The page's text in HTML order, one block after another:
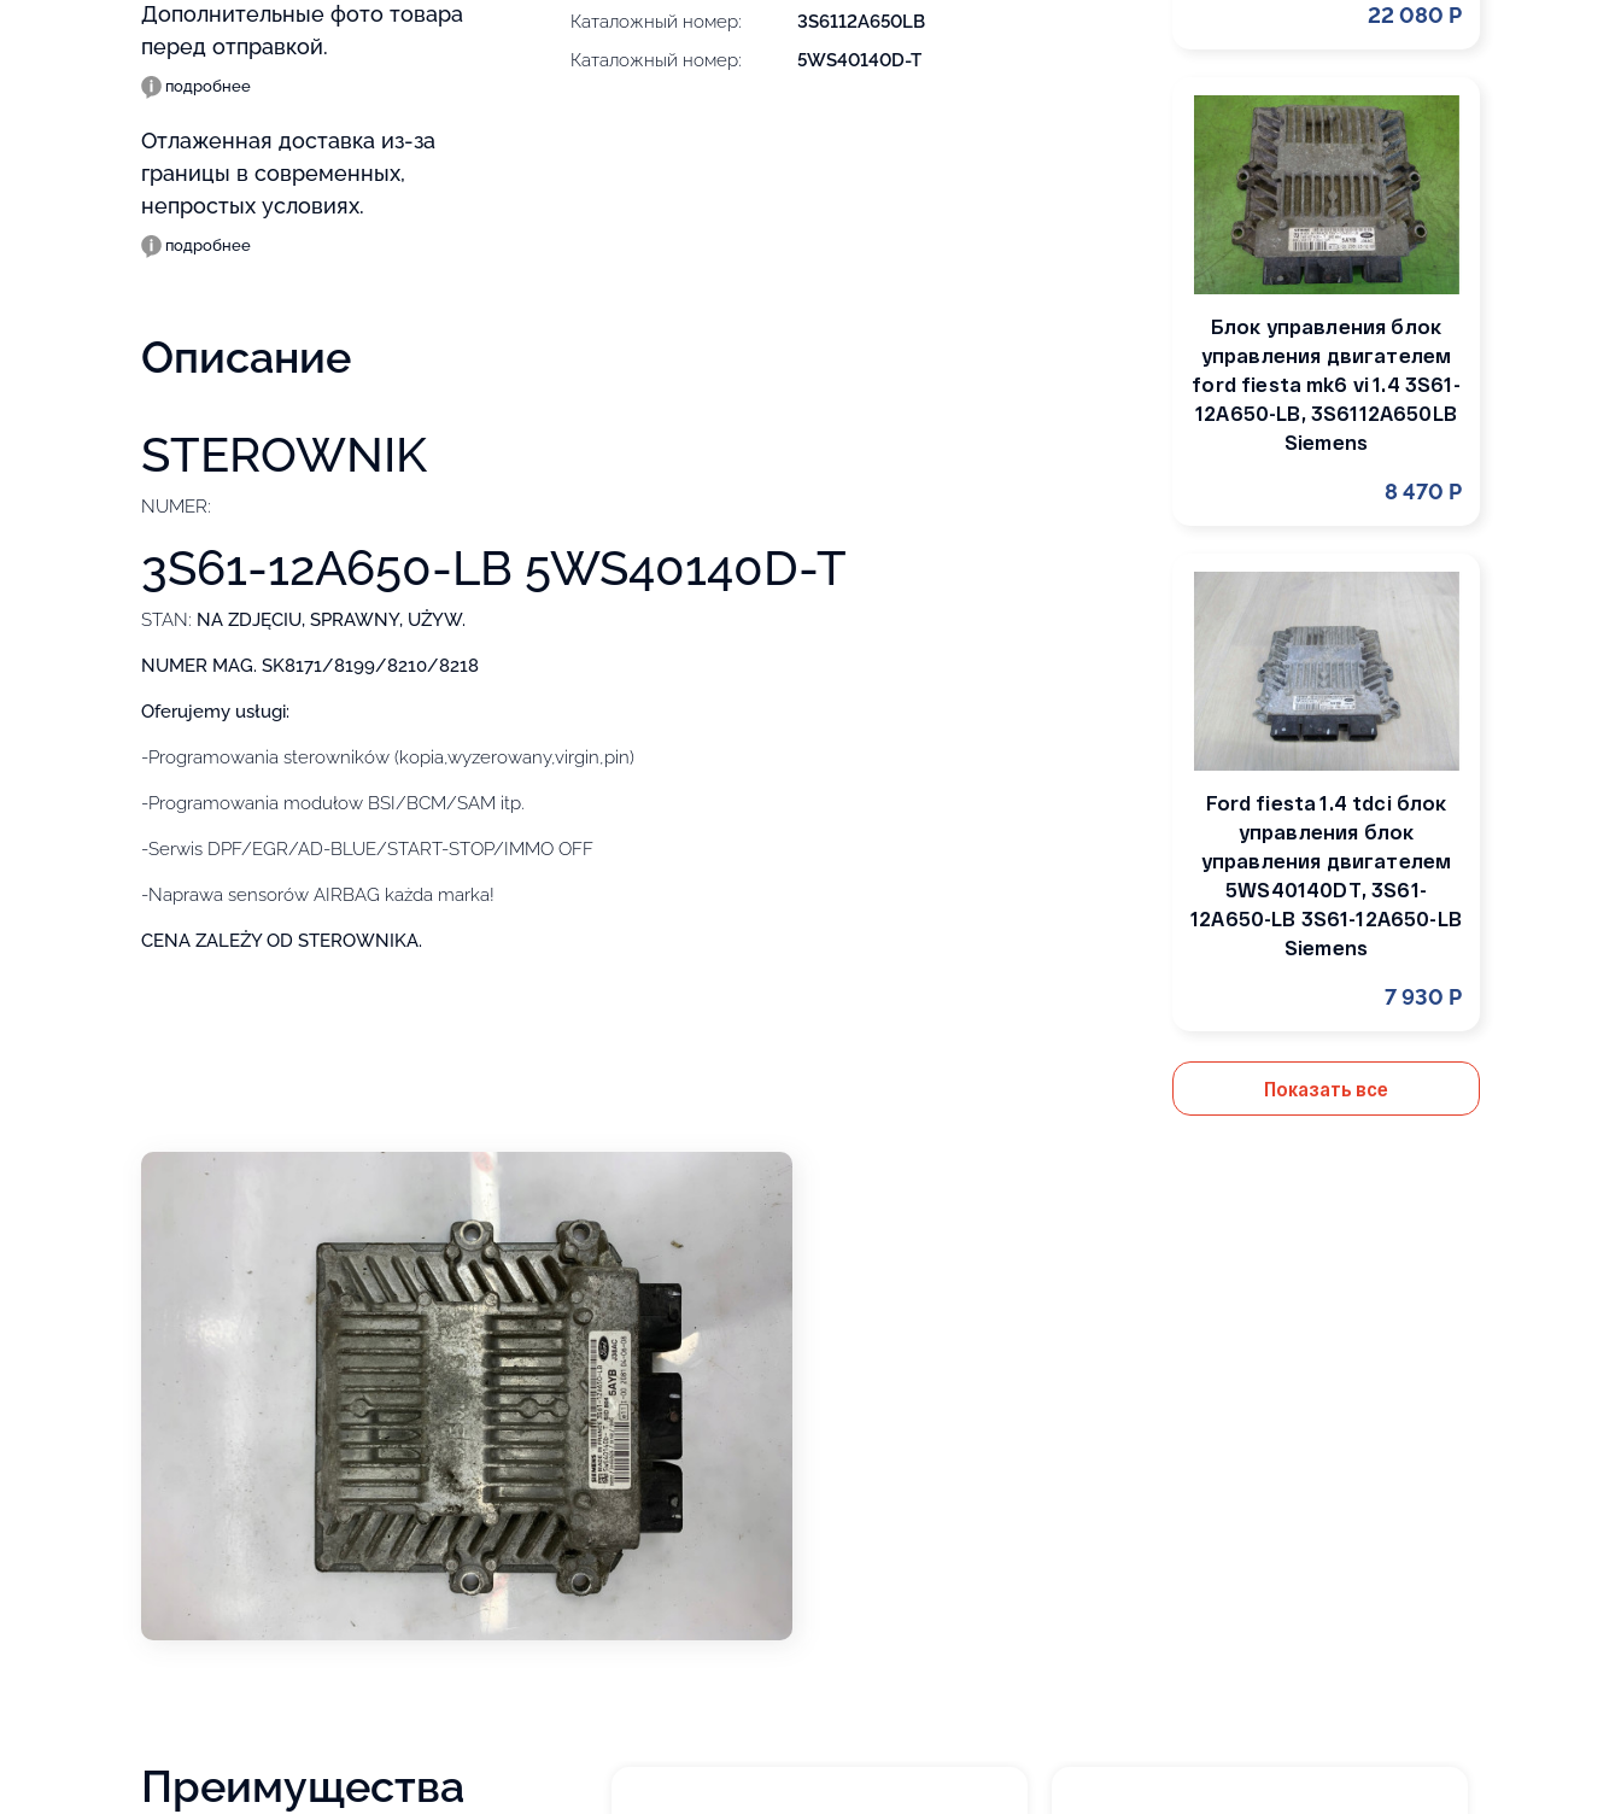
Дополнительные фото товара
перед отправкой.
подробнее
Отлаженная доставка из-за
границы в современных,
непростых условиях.
подробнее
Каталожный номер:
3S6112A650LB
Каталожный номер:
5WS40140D-T
Описание
STEROWNIK
NUMER:
3S61-12A650-LB 5WS40140D-T
STAN: NA ZDJĘCIU, SPRAWNY, UŻYW.
NUMER MAG. SK8171/8199/8210/8218
Oferujemy usługi:
-Programowania sterowników (kopia,wyzerowany,virgin,pin)
-Programowania modułow BSI/BCM/SAM itp.
-Serwis DPF/EGR/AD-BLUE/START-STOP/IMMO OFF
-Naprawa sensorów AIRBAG każda marka!
CENA ZALEŻY OD STEROWNIKA.
22 080 Р
Блок управления блок
управления двигателем
ford fiesta mk6 vi 1.4 3S61-
12A650-LB, 3S6112A650LB
Siemens
8 470 Р
Ford fiesta 1.4 tdci блок
управления блок
управления двигателем
5WS40140DT, 3S61-
12A650-LB 3S61-12A650-LB
Siemens
7 930 Р
Показать все
Преимущества